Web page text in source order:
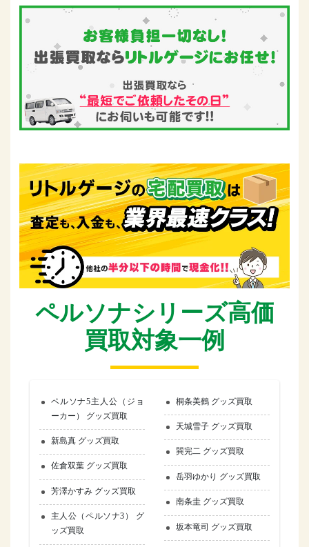
ペルソナシリーズ高価
買取対象一例
ペルソナ5主人公（ジョ
ーカー） グッズ買取
新島真 グッズ買取
佐倉双葉 グッズ買取
芳澤かすみ グッズ買取
主人公（ペルソナ3） グ
ッズ買取
桐条美鶴 グッズ買取
天城雪子 グッズ買取
巽完二 グッズ買取
岳羽ゆかり グッズ買取
南条圭 グッズ買取
坂本竜司 グッズ買取